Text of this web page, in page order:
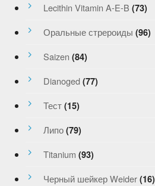
Lecithin Vitamin A-E-B (73)
Оральные стрероиды (96)
Saizen (84)
Dianoged (77)
Тест (15)
Липо (79)
Titanium (93)
Черный шейкер Weider (16)